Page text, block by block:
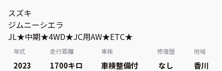
スズキ
ジムニーシエラ
JL★中期★4WD★JC用AW★ETC★
年式
2023
走行距離
1700キロ
車検
車検整備付
修復歴
なし
地域
香川